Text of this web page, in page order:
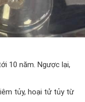
10 năm. Ngược lại,
tủy, hoại tử tủy từ